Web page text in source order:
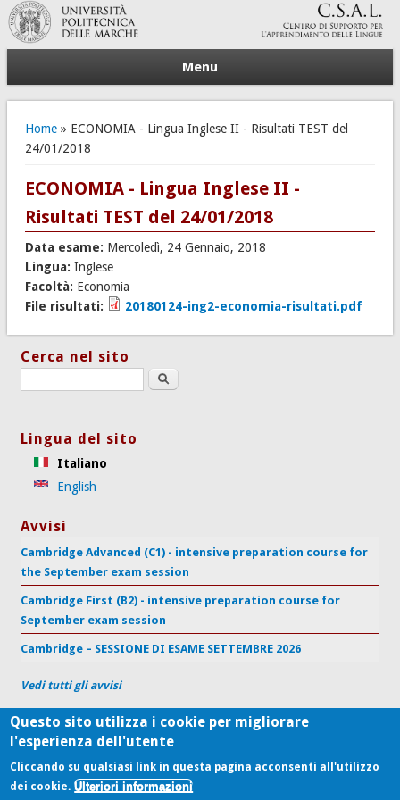
Menu
Tu sei qui
Home» ECONOMIA - Lingua Inglese II - Risultati TEST del
24/01/2018
ECONOMIA - Lingua Inglese II -
Risultati TEST del 24/01/2018
Data esame: Mercoledì, 24 Gennaio, 2018
Lingua: Inglese
Facoltà: Economia
File risultati:
20180124-ing2-economia-risultati.pdf
Cerca nel sito
Search this site
Lingua del sito
Italiano
English
Avvisi
Cambridge Advanced (C1) - intensive preparation course for
the September exam session
Cambridge First (B2) - intensive preparation course for
September exam session
Cambridge – SESSIONE DI ESAME SETTEMBRE 2026
Vedi tutti gli avvisi
Centro di Supporto per l'Apprendimento delle Lingue
Università Politecnica delle Marche
P.le Martelli 8, 60121 Ancona - Tel (+39) 071.220.7172, Fax (+39)
Questo sito utilizza i cookie per migliorare
l'esperienza dell'utente
Cliccando su qualsiasi link in questa pagina acconsenti all'utilizzo
dei cookie. Ulteriori informazioni